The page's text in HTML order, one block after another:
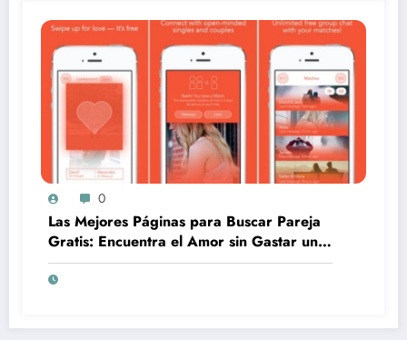
0
Las Mejores Páginas para Buscar Pareja
Gratis: Encuentra el Amor sin Gastar un
Centavo